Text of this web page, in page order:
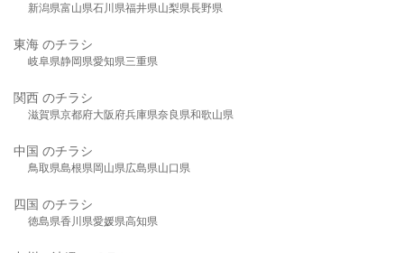
新潟県富山県石川県福井県山梨県長野県
東海 のチラシ
岐阜県静岡県愛知県三重県
関西 のチラシ
滋賀県京都府大阪府兵庫県奈良県和歌山県
中国 のチラシ
鳥取県島根県岡山県広島県山口県
四国 のチラシ
徳島県香川県愛媛県高知県